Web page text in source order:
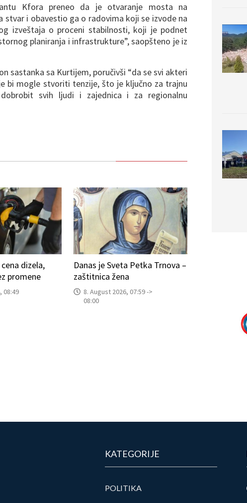
Kfora preneo da je otvaranje mosta na
stvar i obavestio ga o radovima koji se izvode na
izveštaja o proceni stabilnosti, koji je podnet
planiranja i infrastrukture”, saopšteno je iz
sastanka sa Kurtijem, poručivši “da se svi akteri
bi mogle stvoriti tenzije, što je ključno za trajnu
svih ljudi i zajednica i za regionalnu
dizela,
promene
08:49
Danas je Sveta Petka Trnova –
zaštitnica žena
8. August 2026, 07:59 ->
08:00
KATEGORIJE
POLITIKA